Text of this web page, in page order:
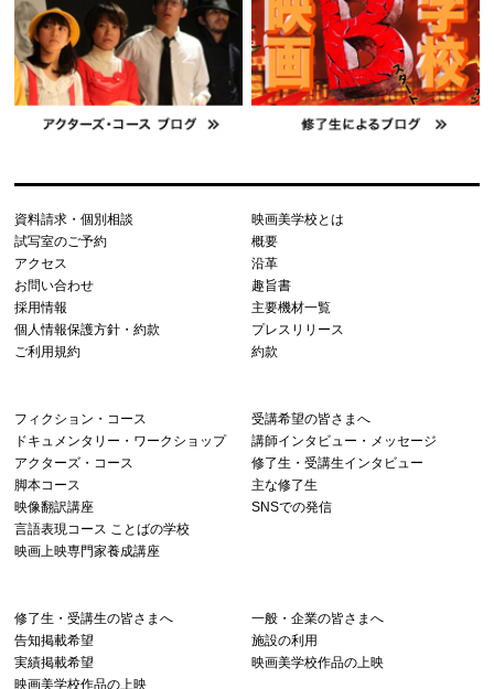
資料請求・個別相談
試写室のご予約
アクセス
お問い合わせ
採用情報
個人情報保護方針・約款
ご利用規約
映画美学校とは
概要
沿革
趣旨書
主要機材一覧
プレスリリース
約款
フィクション・コース
ドキュメンタリー・ワークショップ
アクターズ・コース
脚本コース
映像翻訳講座
言語表現コース ことばの学校
映画上映専門家養成講座
受講希望の皆さまへ
講師インタビュー・メッセージ
修了生・受講生インタビュー
主な修了生
SNSでの発信
修了生・受講生の皆さまへ
告知掲載希望
実績掲載希望
映画美学校作品の上映
一般・企業の皆さまへ
施設の利用
映画美学校作品の上映